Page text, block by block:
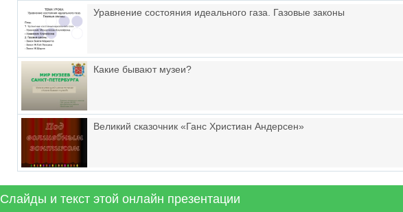
Уравнение состояния идеального газа. Газовые законы
Какие бывают музеи?
Великий сказочник «Ганс Христиан Андерсен»
Слайды и текст этой онлайн презентации